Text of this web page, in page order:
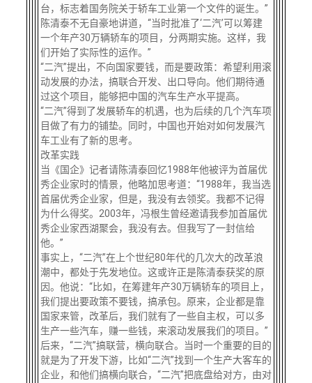
台，标志着国务院关于轿车工业第一个文件的诞生。”
陈清泰不无自豪地讲道，“当时批准了‘二汽’可以筹建
一个年产30万辆轿车的项目，分两期实施。这样，我
们开始了实际性的运作。”
“二汽”提出，不向国家要钱，而是要政策：希望利用滚
动发展的办法，搞联合开发、出口导向。他们期待通
过这个项目，能够把中国的汽车生产水平提高。
“二汽”得到了发展轿车的机遇，也为后续的几个汽车项
目做了有力的铺垫。同时，中国也开始对如何发展汽
车工业有了新的思考。
改革实践
当《国企》记者请陈清泰回忆1988年他被评为首届优
秀企业家时的情景，他略加思考道：“1988年，我当选
首届优秀企业家，但是，我没有去领奖。我都不记得
为什么得奖。2003年，冯根生曾经邀请我参加首届优
秀企业家西湖聚会，我没有去。但我写了一封信给
他。”
事实上，“二汽”在上个世纪80年代的几次大的改革浪
潮中，都处于先发地位。这或许正是陈清泰获奖的原
因。他说：“比如，在筹建年产30万辆轿车的项目上，
我们提出要政策不要钱，搞承包。原来，企业都是靠
国家来管，改革后，我们就有了一些自主权，可以多
生产一些汽车，赚一些钱，来滚动发展我们的项目。”
后来，“二汽”搞联营，横向联合。当时一个重要的目的
就是为了开发下游，比如“二汽”找到一个生产大客车的
企业，和他们搞横向联合，“二汽”把底盘给对方，由对